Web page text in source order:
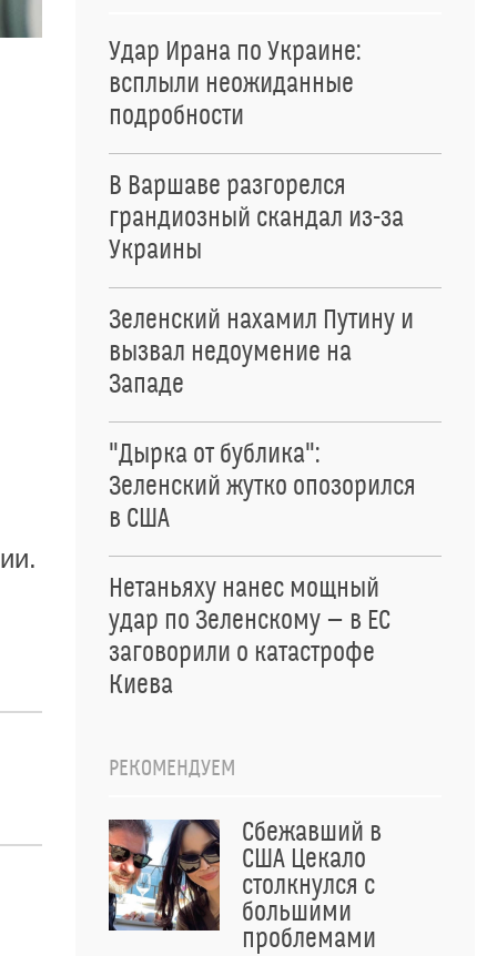
Удар Ирана по Украине:
всплыли неожиданные
подробности
В Варшаве разгорелся
грандиозный скандал из-за
Украины
Зеленский нахамил Путину и
вызвал недоумение на
Западе
"Дырка от бублика":
Зеленский жутко опозорился
в США
Нетаньяху нанес мощный
удар по Зеленскому — в ЕС
заговорили о катастрофе
Киева
РЕКОМЕНДУЕМ
Сбежавший в
США Цекало
столкнулся с
большими
проблемами